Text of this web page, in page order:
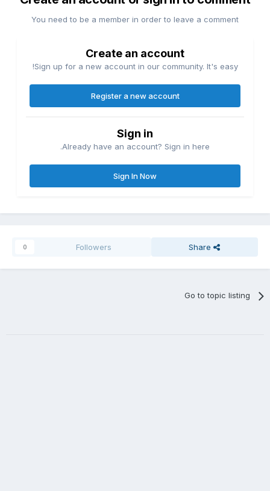
You need to be a member in order to leave a comment
Create an account
Sign up for a new account in our community. It's easy!
Register a new account
Sign in
Already have an account? Sign in here.
Sign In Now
Share
Followers
0
Go to topic listing